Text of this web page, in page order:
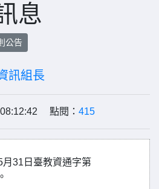
息
公告
訊組長
08:12:42 點閱： 415
31日臺教資通字第